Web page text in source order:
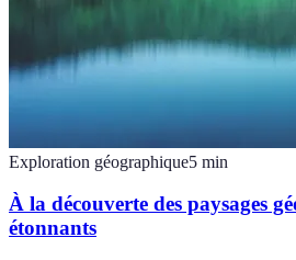
Exploration géographique5 min
À la découverte des paysages
étonnants